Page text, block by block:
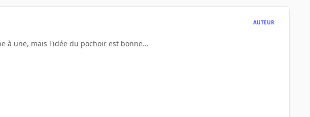
AUTEUR
à une, mais l'idée du pochoir est bonne...